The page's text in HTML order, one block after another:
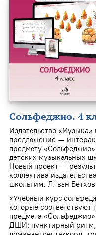
Сольфеджио. 4
Издательство «Музыка»
предложение —
предмету
детских музыкальных
Новый проект —
коллектива
школы им. Л. ван
«Учебный курс
которые
предмета
ДШИ: пунктирный ритм,